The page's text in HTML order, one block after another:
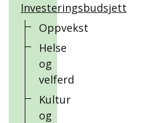
Investeringsbudsjett
Oppvekst
Helse
og
velferd
Kultur
og